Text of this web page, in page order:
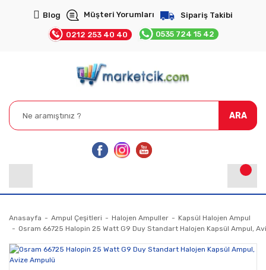
Blog Müşteri Yorumları Sipariş Takibi
0212 253 40 40 0535 724 15 42
ARA
Anasayfa Ampul Çeşitleri Halojen Ampuller
Kapsül Halojen Ampul
Osram 66725 Halopin 25 Watt G9 Duy Standart Halojen Kapsül Ampul,